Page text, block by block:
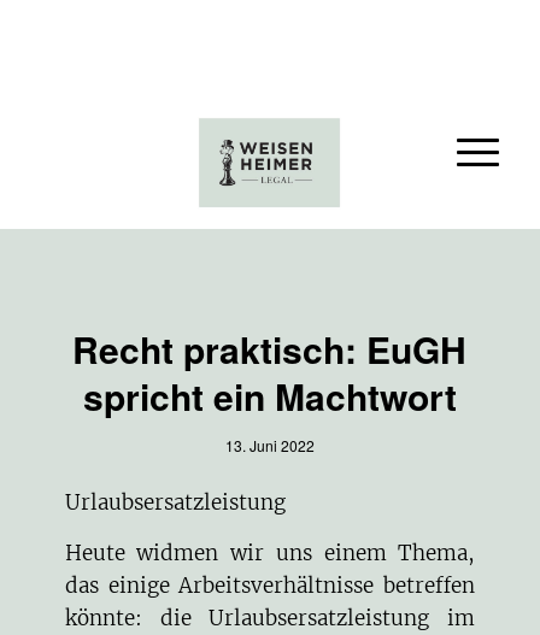
Recht praktisch: EuGH
spricht ein Machtwort
13. Juni 2022
Urlaubsersatzleistung
Heute widmen wir uns einem Thema,
das einige Arbeitsverhältnisse betreffen
könnte: die Urlaubsersatzleistung im